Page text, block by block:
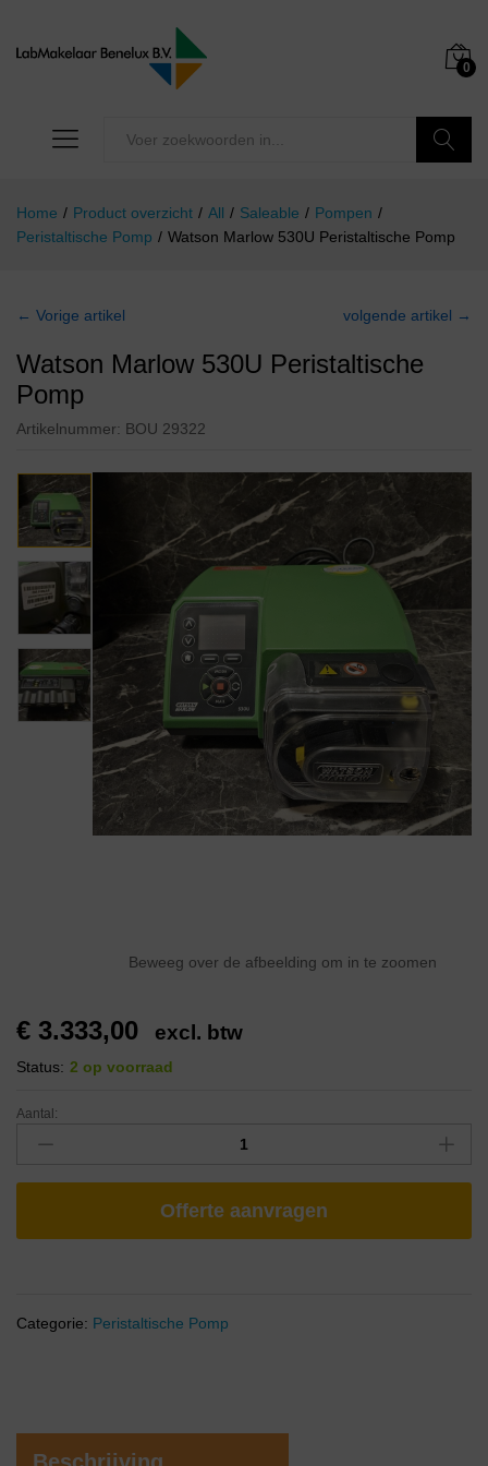
0
Home / Product overzicht / All / Saleable / Pompen /
Peristaltische Pomp / Watson Marlow 530U Peristaltische Pomp
← Vorige artikel volgende artikel →
Watson Marlow 530U Peristaltische
Pomp
Artikelnummer: BOU 29322
Beweeg over de afbeelding om in te zoomen
€ 3.333,00 excl. btw
Status: 2 op voorraad
Aantal:
Offerte aanvragen
Categorie: Peristaltische Pomp
Beschrijving